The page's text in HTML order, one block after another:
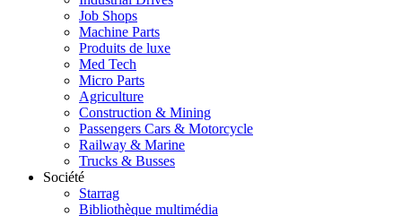
Job Shops
Machine Parts
Produits de luxe
Med Tech
Micro Parts
Agriculture
Construction & Mining
Passengers Cars & Motorcycle
Railway & Marine
Trucks & Busses
Société
Starrag
Bibliothèque multimédia